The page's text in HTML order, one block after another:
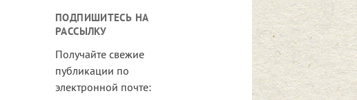
ПОДПИШИТЕСЬ НА
РАССЫЛКУ
Получайте свежие
публикации по
электронной почте: